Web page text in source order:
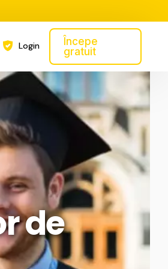
Login
Începe
gratuit
de